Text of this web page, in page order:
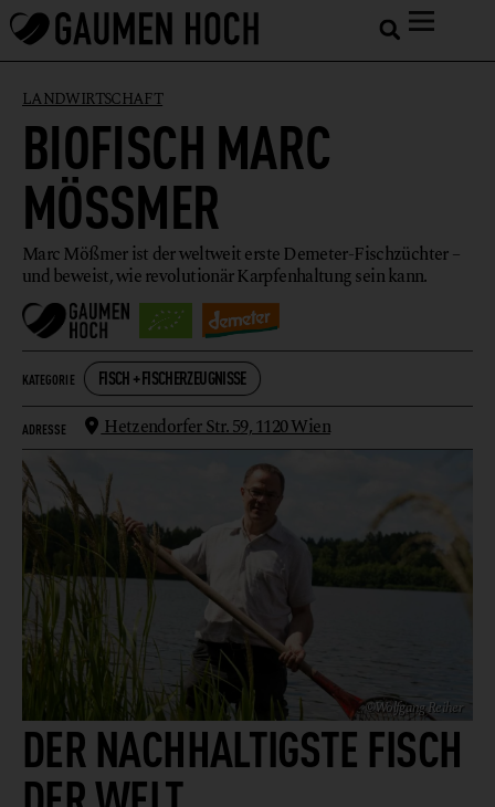
LANDWIRTSCHAFT
BIOFISCH MARC
MÖSSMER
Marc Mößmer ist der weltweit erste Demeter-Fischzüchter –
und beweist, wie revolutionär Karpfenhaltung sein kann.
KATEGORIE FISCH + FISCHERZEUGNISSE
ADRESSE Hetzendorfer Str. 59,1120 Wien
©Wolfgang Reiher
DER NACH­HALTIGSTE FISCH